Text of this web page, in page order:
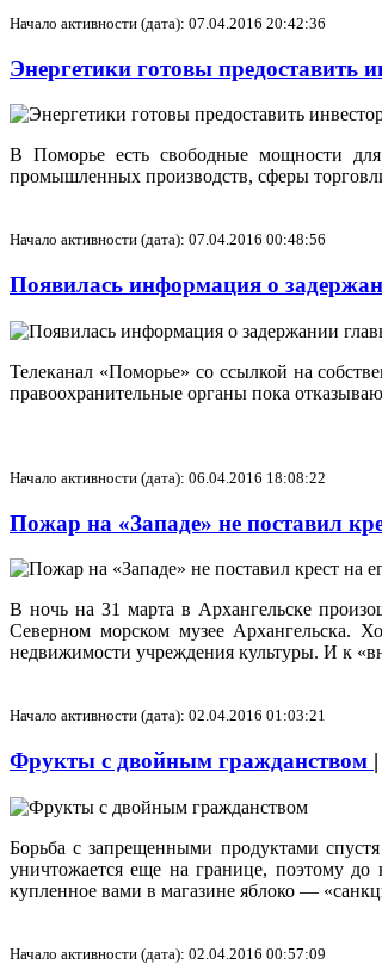
Начало активности (дата): 07.04.2016 20:42:36
Энергетики готовы предоставить
В Поморье есть свободные мощности
промышленных производств, сферы
Начало активности (дата): 07.04.2016 00:48:56
Появилась информация о
Телеканал «Поморье» со ссылкой на
правоохранительные органы пока
Начало активности (дата): 06.04.2016 18:08:22
Пожар на «Западе» не поставил
В ночь на 31 марта в Архангельске
Северном морском музее Архангельска.
недвижимости учреждения культуры. И к
Начало активности (дата): 02.04.2016 01:03:21
Фрукты с двойным гражданством |
Борьба с запрещенными продуктами
уничтожается еще на границе, поэтому до
купленное вами в магазине яблоко —
Начало активности (дата): 02.04.2016 00:57:09